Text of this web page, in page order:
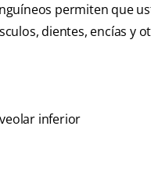
permiten que
dientes, encías y
inferior